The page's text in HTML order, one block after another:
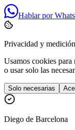
Hablar por
Privacidad y medición
Usamos cookies
o usar solo las
Solo necesarias